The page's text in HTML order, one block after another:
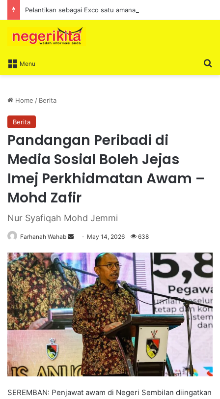
Menu
Home / Berita
Berita
Pandangan Peribadi di
Media Sosial Boleh Jejas
Imej Perkhidmatan Awam –
Mohd Zafir
Nur Syafiqah Mohd Jemmi
Farhanah Wahab
n
d
a
n
e
m
a
May 14, 2026 638
SEREMBAN: Penjawat awam di Negeri Sembilan diingatkan